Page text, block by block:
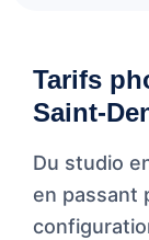
Tarifs
Saint-
Du studio
en passant